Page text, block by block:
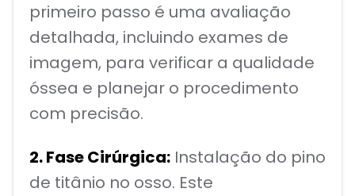
primeiro passo é uma avaliação
detalhada, incluindo exames de
imagem, para verificar a qualidade
óssea e planejar o procedimento
com precisão.
2. Fase Cirúrgica: Instalação do pino
de titânio no osso. Este